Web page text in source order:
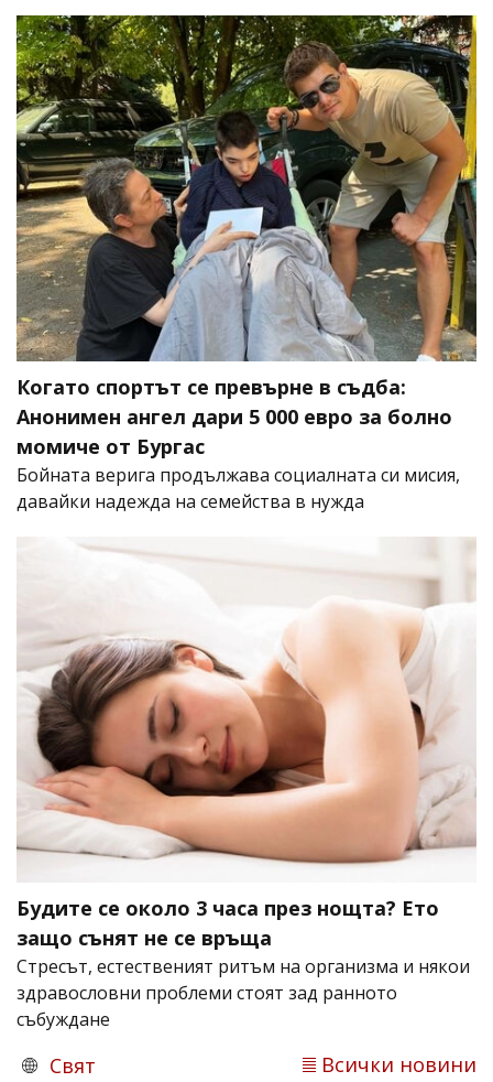
Когато спортът се превърне в съдба:
Анонимен ангел дари 5 000 евро за болно
момиче от Бургас
Бойната верига продължава социалната си мисия,
давайки надежда на семейства в нужда
Будите се около 3 часа през нощта? Ето
защо сънят не се връща
Стресът, естественият ритъм на организма и някои
здравословни проблеми стоят зад ранното
събуждане
Свят Всички новини